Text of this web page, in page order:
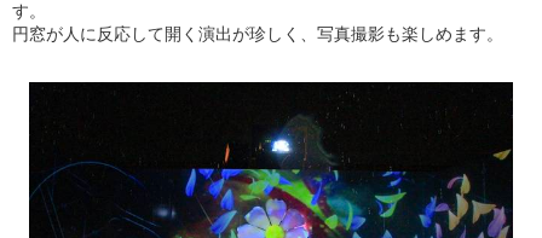
す。
円窓が人に反応して開く演出が珍しく、写真撮影も楽しめます。